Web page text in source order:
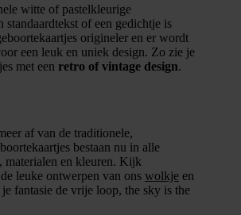
witte of pastelkleurige
standaardtekst of een gedichtje is
origineler en er wordt
een leuk en uniek design. Zo zie je
met een retro of vintage design.
af van de traditionele,
bestaan nu in alle
materialen en kleuren. Kijk
leuke ontwerpen van ons wolkje en
je fantasie de vrije loop, the sky is the